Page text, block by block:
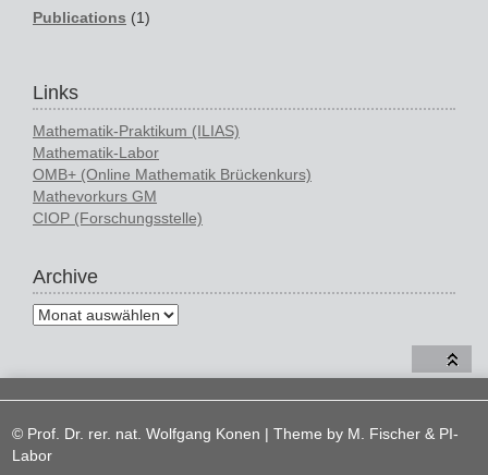
Publications (1)
Links
Mathematik-Praktikum (ILIAS)
Mathematik-Labor
OMB+ (Online Mathematik Brückenkurs)
Mathevorkurs GM
CIOP (Forschungsstelle)
Archive
© Prof. Dr. rer. nat. Wolfgang Konen | Theme by M. Fischer & PI-
Labor